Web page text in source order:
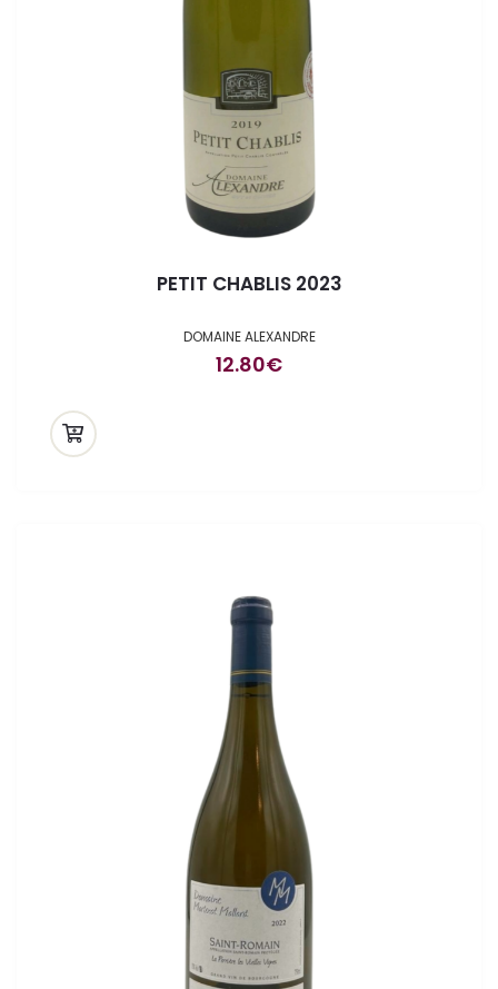
PETIT CHABLIS 2023
DOMAINE ALEXANDRE
12.80€